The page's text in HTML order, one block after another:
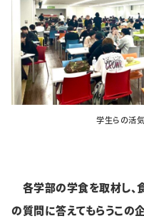
学生らの活
各学部の学食を取材し、
の質問に答えてもらうこの